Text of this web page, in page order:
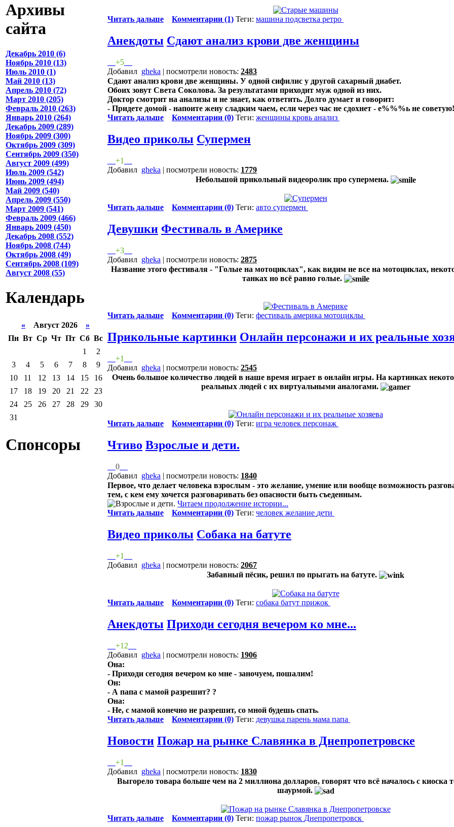
Архивы
сайта
Декабрь 2010 (6)
Ноябрь 2010 (13)
Июль 2010 (1)
Май 2010 (13)
Апрель 2010 (72)
Март 2010 (205)
Февраль 2010 (263)
Январь 2010 (264)
Декабрь 2009 (289)
Ноябрь 2009 (300)
Октябрь 2009 (309)
Сентябрь 2009 (350)
Август 2009 (499)
Июль 2009 (542)
Июнь 2009 (494)
Май 2009 (540)
Апрель 2009 (550)
Март 2009 (541)
Февраль 2009 (466)
Январь 2009 (450)
Декабрь 2008 (552)
Ноябрь 2008 (744)
Октябрь 2008 (49)
Сентябрь 2008 (109)
Август 2008 (55)
Календарь
« Август 2026 »
Пн Вт Ср Чт Пт Сб Вс
1
2
3
4 5 6 7 8
9
10
11 12 13 14 15
16
17
18 19 20 21 22
23
24
25 26 27 28 29
30
31
Спонсоры
Читать дальше Комментарии (1) Теги: машина подсветка ретро
Анекдоты Сдают анализ крови две женщины
+5
Добавил gheka | посмотрели новость: 2483
Сдают анализ крови две женщины. У одной сифилис у другой сахарный диабет.
Обоих зовут Света Соколова. За результатами приходит муж одной из них.
Доктор смотрит на анализы и не знает, как ответить. Долго думает и говорит:
- Придете домой - напоите жену сладким чаем, если через час не сдохнет - е%%%ь не
Читать дальше
Комментарии (0) Теги: женщины кровь анализ
Видео приколы Супермен
+1
Добавил gheka | посмотрели новость: 1779
Небольшой прикольный видеоролик про супермена.
Читать дальше Комментарии (0) Теги: авто супермен
Девушки Фестиваль в Америке
+3
Добавил gheka | посмотрели новость: 2875
Название этого фестиваля - "Голые на мотоциклах", как видим не все на мотоциклах,
танках но всё равно голые.
Читать дальше Комментарии (0) Теги: фестиваль америка мотоциклы
Прикольные картинки Онлайн персонажи и их реальные
+1
Добавил gheka | посмотрели новость: 2545
Очень большое количество людей в наше время играет в онлайн игры. На картинках
реальных людей с их виртуальными аналогами.
Читать дальше Комментарии (0) Теги: игра человек персонаж
Чтиво Взрослые и дети.
0
Добавил gheka | посмотрели новость: 1840
Первое, что делает человека взрослым - это желание, умение или вообще возможность
тем, с кем ему хочется разговаривать без опасности быть съеденным.
Читаем продолжение истории...
Читать дальше
Комментарии (0) Теги: человек желание дети
Видео приколы Собака на батуте
+1
Добавил gheka | посмотрели новость: 2067
Забавный пёсик, решил по прыгать на батуте.
Читать дальше Комментарии (0) Теги: собака батут прижок
Анекдоты Приходи сегодня вечером ко мне...
+12
Добавил gheka | посмотрели новость: 1906
Она:
- Приходи сегодня вечером ко мне - заночуем, пошалим!
Он:
- А папа с мамой разрешит? ?
Она:
- Не, с мамой конечно не разрешит, со мной будешь спать.
Читать дальше
Комментарии (0) Теги: девушка парень мама папа
Новости Пожар на рынке Славянка в Днепропетровске
+1
Добавил gheka | посмотрели новость: 1830
Выгорело товара больше чем на 2 миллиона долларов, говорят что всё началось с киоска
шаурмой.
Читать дальше Комментарии (0) Теги: пожар рынок Днепропетровск